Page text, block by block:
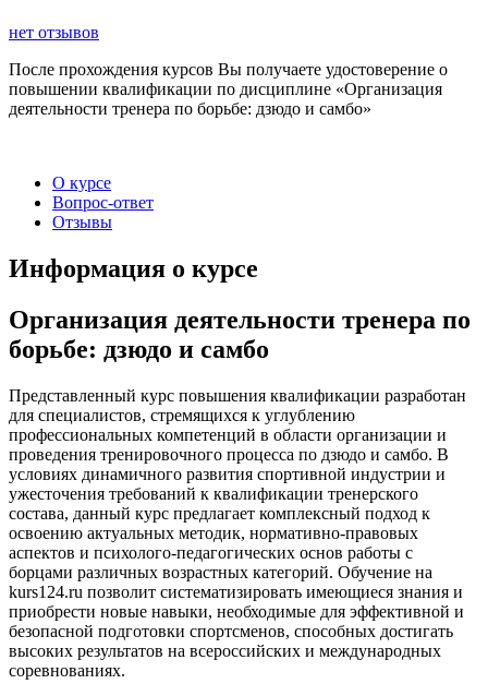
нет отзывов
После прохождения курсов Вы получаете удостоверение о
повышении квалификации по дисциплине «Организация
деятельности тренера по борьбе: дзюдо и самбо»
О курсе
Вопрос-ответ
Отзывы
Информация о курсе
Организация деятельности тренера по
борьбе: дзюдо и самбо
Представленный курс повышения квалификации разработан
для специалистов, стремящихся к углублению
профессиональных компетенций в области организации и
проведения тренировочного процесса по дзюдо и самбо. В
условиях динамичного развития спортивной индустрии и
ужесточения требований к квалификации тренерского
состава, данный курс предлагает комплексный подход к
освоению актуальных методик, нормативно-правовых
аспектов и психолого-педагогических основ работы с
борцами различных возрастных категорий. Обучение на
kurs124.ru позволит систематизировать имеющиеся знания и
приобрести новые навыки, необходимые для эффективной и
безопасной подготовки спортсменов, способных достигать
высоких результатов на всероссийских и международных
соревнованиях.